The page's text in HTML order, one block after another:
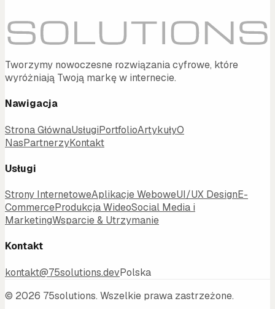
Tworzymy nowoczesne rozwiązania cyfrowe, które
wyróżniają Twoją markę w internecie.
Nawigacja
Strona GłównaUsługiPortfolioArtykułyO
NasPartnerzyKontakt
Usługi
Strony InternetoweAplikacje WeboweUI/UX DesignE-
CommerceProdukcja WideoSocial Media i
MarketingWsparcie & Utrzymanie
Kontakt
kontakt@75solutions.devPolska
© 2026 75solutions. Wszelkie prawa zastrzeżone.